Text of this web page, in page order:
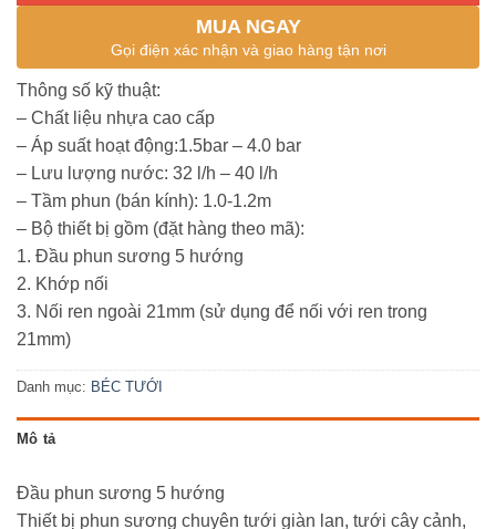
MUA NGAY
Gọi điện xác nhận và giao hàng tận nơi
Thông số kỹ thuật:
– Chất liệu nhựa cao cấp
– Áp suất hoạt động:1.5bar – 4.0 bar
– Lưu lượng nước: 32 l/h – 40 l/h
– Tầm phun (bán kính): 1.0-1.2m
– Bộ thiết bị gồm (đặt hàng theo mã):
1. Đầu phun sương 5 hướng
2. Khớp nối
3. Nối ren ngoài 21mm (sử dụng để nối với ren trong
21mm)
Danh mục: BÉC TƯỚI
Mô tả
Đầu phun sương 5 hướng
Thiết bị phun sương chuyên tưới giàn lan, tưới cây cảnh,